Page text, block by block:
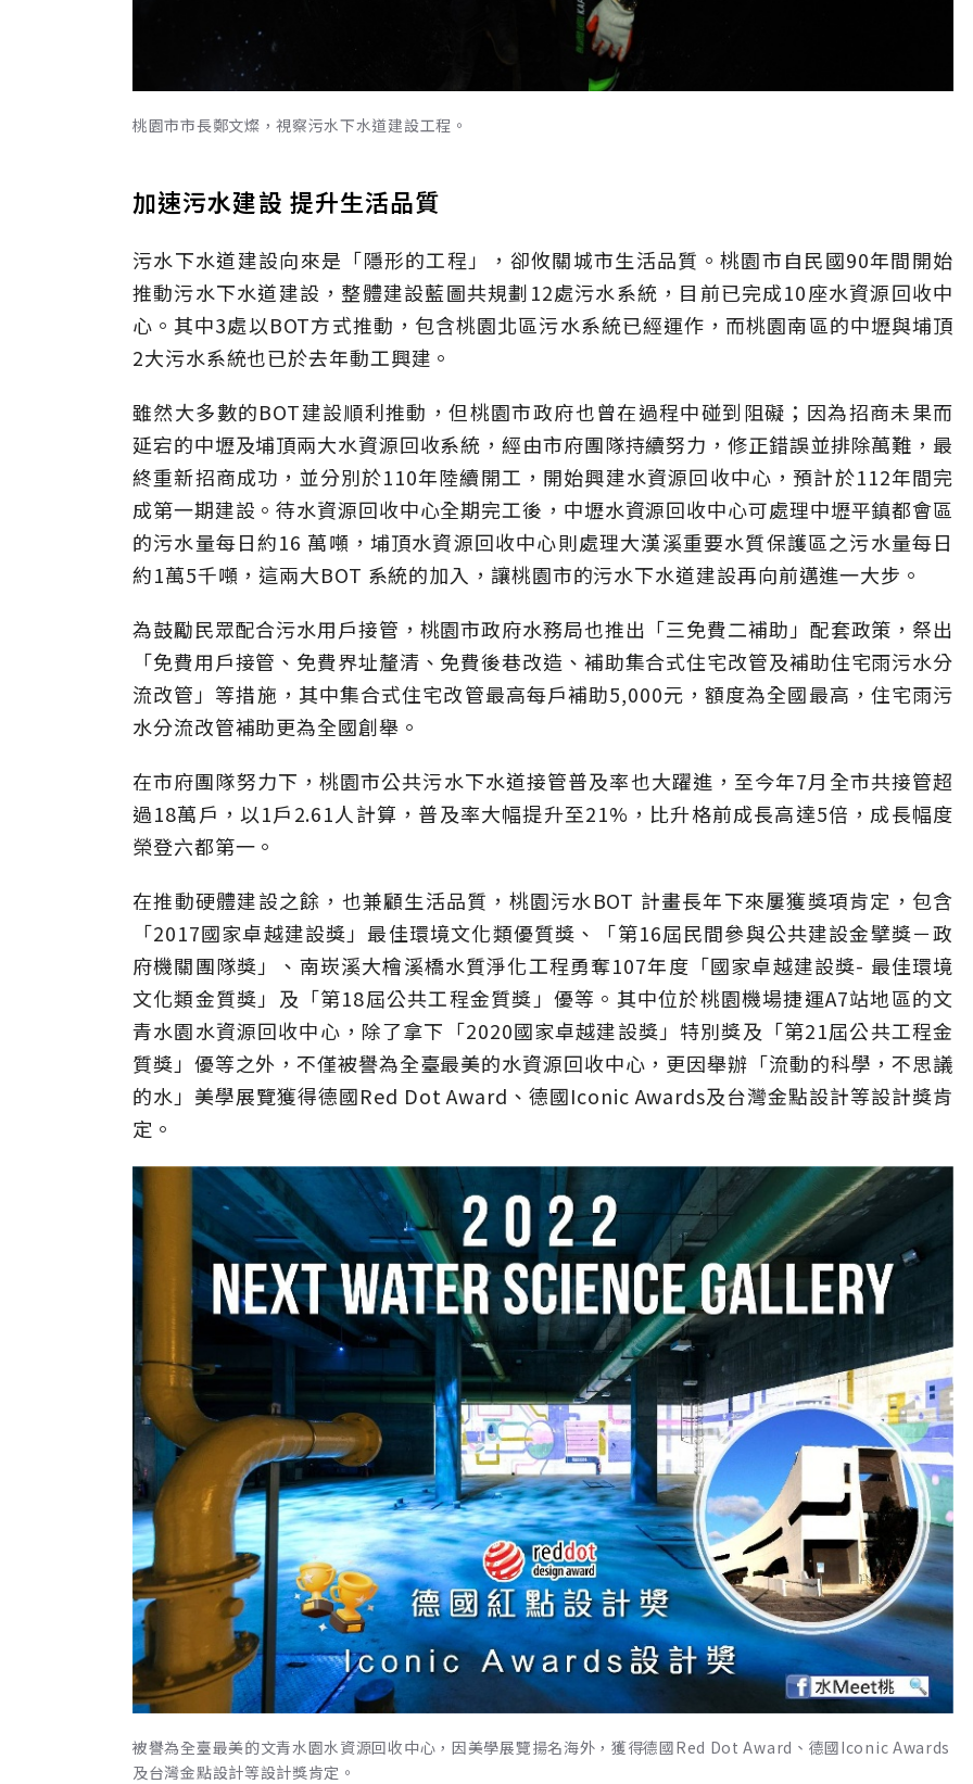
桃園市市長鄭文燦，視察污水下水道建設工程。
加速污水建設 提升生活品質
污水下水道建設向來是「隱形的工程」，卻攸關城市生活品質。桃園市自民國90年間開始
推動污水下水道建設，整體建設藍圖共規劃12處污水系統，目前已完成10座水資源回收中
心。其中3處以BOT方式推動，包含桃園北區污水系統已經運作，而桃園南區的中壢與埔頂
2大污水系統也已於去年動工興建。
雖然大多數的BOT建設順利推動，但桃園市政府也曾在過程中碰到阻礙；因為招商未果而
延宕的中壢及埔頂兩大水資源回收系統，經由市府團隊持續努力，修正錯誤並排除萬難，最
終重新招商成功，並分別於110年陸續開工，開始興建水資源回收中心，預計於112年間完
成第一期建設。待水資源回收中心全期完工後，中壢水資源回收中心可處理中壢平鎮都會區
的污水量每日約16 萬噸，埔頂水資源回收中心則處理大漢溪重要水質保護區之污水量每日
約1萬5千噸，這兩大BOT 系統的加入，讓桃園市的污水下水道建設再向前邁進一大步。
為鼓勵民眾配合污水用戶接管，桃園市政府水務局也推出「三免費二補助」配套政策，祭出
「免費用戶接管、免費界址釐清、免費後巷改造、補助集合式住宅改管及補助住宅雨污水分
流改管」等措施，其中集合式住宅改管最高每戶補助5,000元，額度為全國最高，住宅雨污
水分流改管補助更為全國創舉。
在市府團隊努力下，桃園市公共污水下水道接管普及率也大躍進，至今年7月全市共接管超
過18萬戶，以1戶2.61人計算，普及率大幅提升至21%，比升格前成長高達5倍，成長幅度
榮登六都第一。
在推動硬體建設之餘，也兼顧生活品質，桃園污水BOT 計畫長年下來屢獲獎項肯定，包含
「2017國家卓越建設獎」最佳環境文化類優質獎、「第16屆民間參與公共建設金擘獎－政
府機關團隊獎」、南崁溪大檜溪橋水質淨化工程勇奪107年度「國家卓越建設獎- 最佳環境
文化類金質獎」及「第18屆公共工程金質獎」優等。其中位於桃園機場捷運A7站地區的文
青水園水資源回收中心，除了拿下「2020國家卓越建設獎」特別獎及「第21屆公共工程金
質獎」優等之外，不僅被譽為全臺最美的水資源回收中心，更因舉辦「流動的科學，不思議
的水」美學展覽獲得德國Red Dot Award、德國Iconic Awards及台灣金點設計等設計獎肯
定。
被譽為全臺最美的文青水園水資源回收中心，因美學展覽揚名海外，獲得德國Red Dot Award、德國Iconic Awards
及台灣金點設計等設計獎肯定。